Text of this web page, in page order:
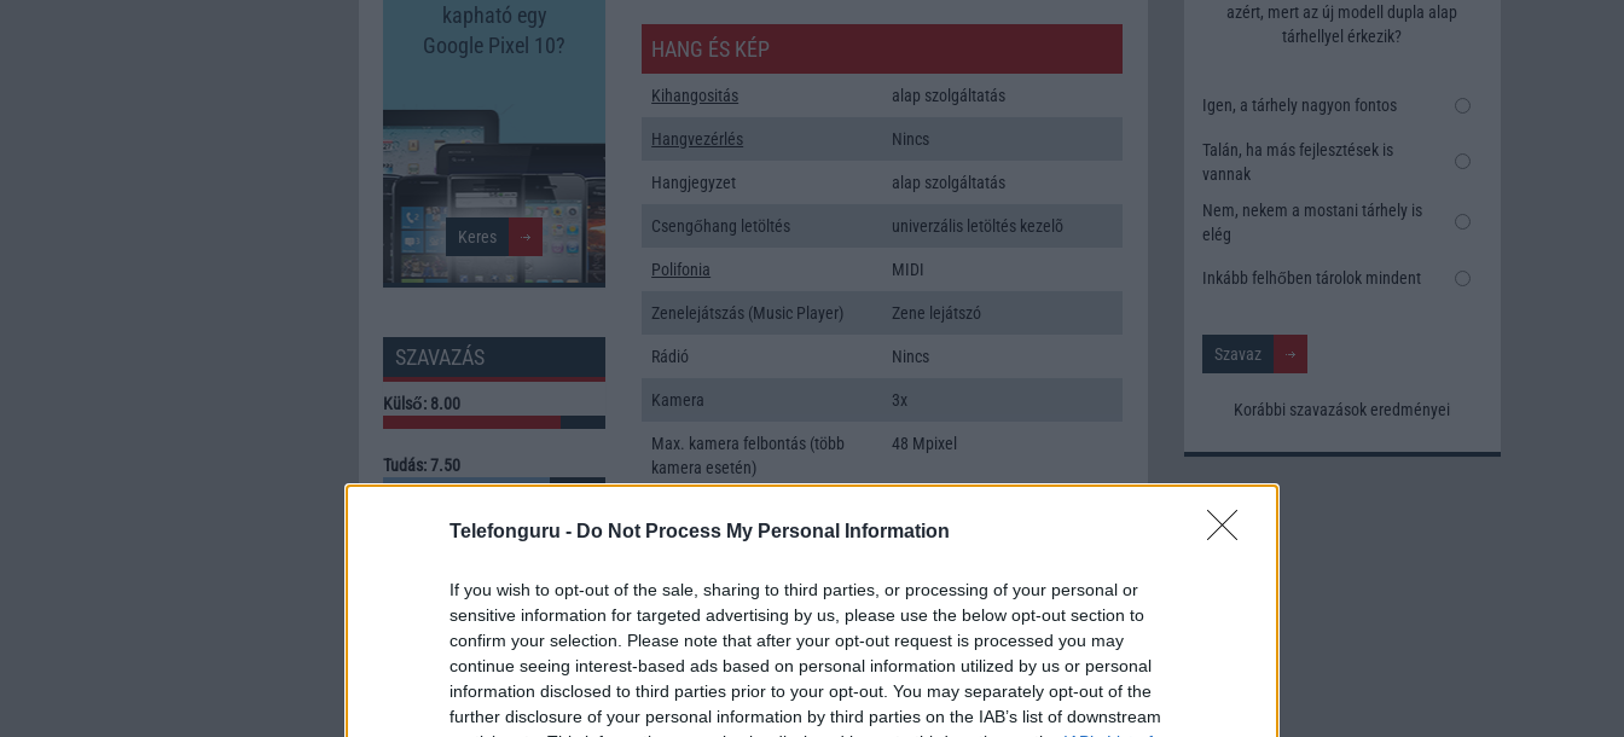
Telefonguru - Do Not Process My Personal Information
If you wish to opt-out of the sale, sharing to third parties, or processing of your personal or
sensitive information for targeted advertising by us, please use the below opt-out section to
confirm your selection. Please note that after your opt-out request is processed you may
continue seeing interest-based ads based on personal information utilized by us or personal
information disclosed to third parties prior to your opt-out. You may separately opt-out of the
further disclosure of your personal information by third parties on the IAB’s list of downstream
kapható egy
Google Pixel 10?
SZAVAZÁS
Külső: 8.00
Tudás: 7.50
Minőség: 4.00
Értékelés: 6.50 | Szavazatok: 2
Szavazzon Ön is!
HANG ÉS KÉP
Kihangositás alap szolgáltatás
Hangvezérlés Nincs
Hangjegyzet alap szolgáltatás
Csengőhang letöltés univerzális letöltés kezelõ
Polifonia MIDI
Zenelejátszás (Music Player) Zene lejátszó
Rádió Nincs
Kamera 3x
Max. kamera felbontás (több
kamera esetén)
48 Mpixel
Telefonkönyv db dinamikus
Min. memória 12 GB
Min. háttértár 128 GB
azért, mert az új modell dupla alap
tárhellyel érkezik?
Igen, a tárhely nagyon fontos
Talán, ha más fejlesztések is
vannak
Nem, nekem a mostani tárhely is
elég
Inkább felhőben tárolok mindent
Korábbi szavazások eredményei